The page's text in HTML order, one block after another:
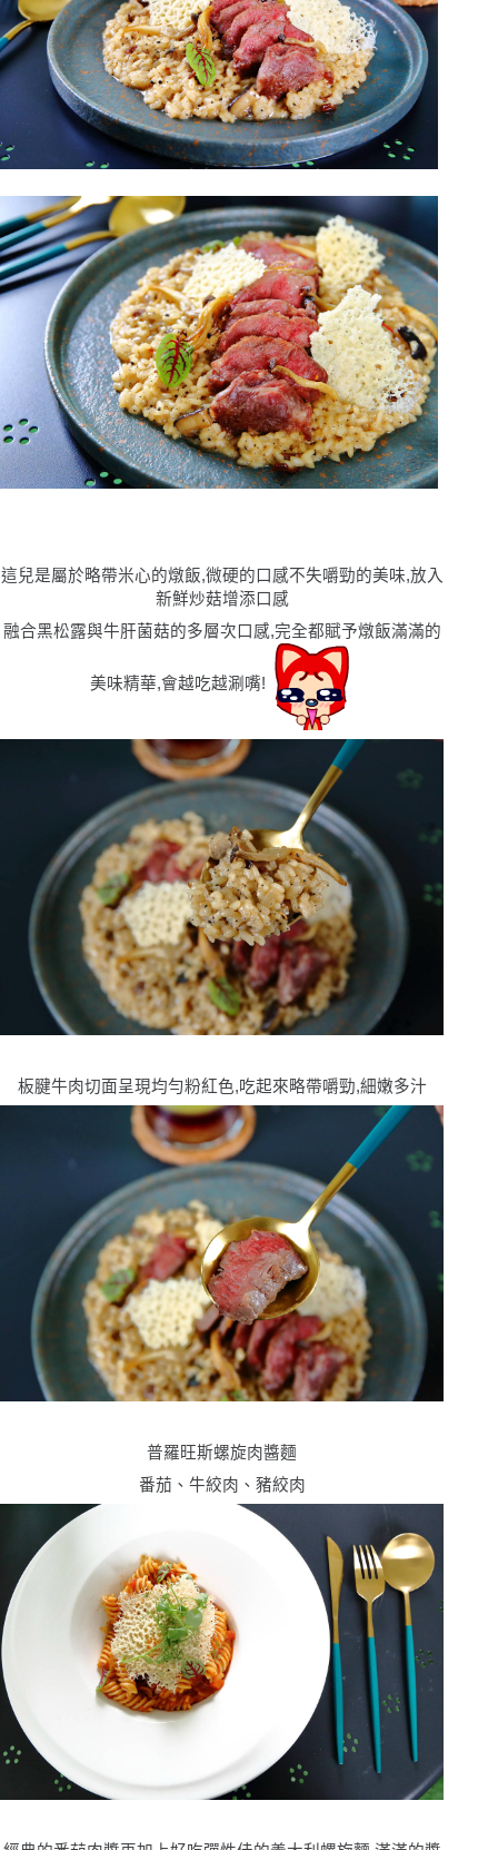
這兒是屬於略帶米心的燉飯,微硬的口感不失嚼勁的美味,放入
新鮮炒菇增添口感
融合黑松露與牛肝菌菇的多層次口感,完全都賦予燉飯滿滿的
美味精華,會越吃越涮嘴!
板腱牛肉切面呈現均勻粉紅色,吃起來略帶嚼勁,細嫩多汁
普羅旺斯螺旋肉醬麵
番茄、牛絞肉、豬絞肉